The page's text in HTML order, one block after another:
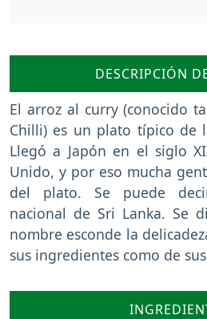
DESCRIPCIÓN
El arroz al curry (conocido
Chilli) es un plato típico de
Llegó a Japón en el siglo
Unido, y por eso mucha
del plato. Se puede
nacional de Sri Lanka. Se
nombre esconde la
sus ingredientes como de